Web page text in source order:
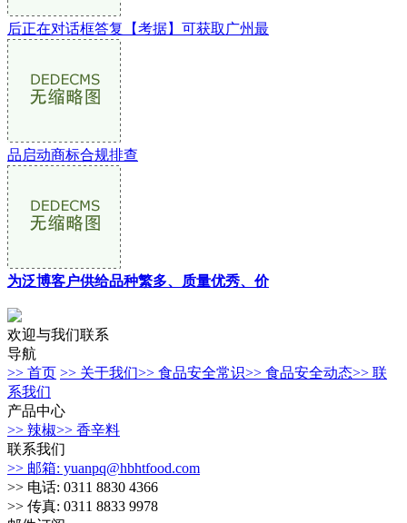
后正在对话框答复【考据】可获取广州最
品启动商标合规排查
为泛博客户供给品种繁多、质量优秀、价
欢迎与我们联系
导航
>> 首页 >> 关于我们>> 食品安全常识>> 食品安全动态>> 联
系我们
产品中心
>> 辣椒>> 香辛料
联系我们
>> 邮箱: yuanpq@hbhtfood.com
>> 电话: 0311 8830 4366
>> 传真: 0311 8833 9978